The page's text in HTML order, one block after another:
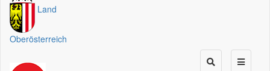
Land
Oberösterreich